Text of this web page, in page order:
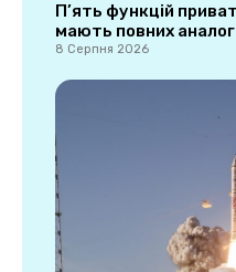
П’ять функцій
мають повних
8 Серпня 2026